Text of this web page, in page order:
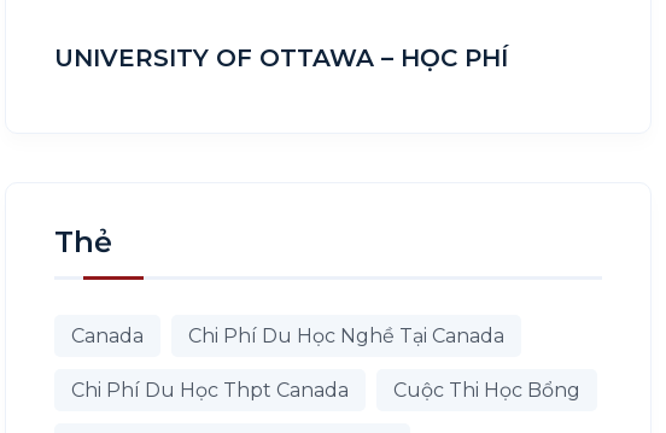
UNIVERSITY OF OTTAWA – HỌC PHÍ
Thẻ
Canada Chi Phí Du Học Nghề Tại Canada
Chi Phí Du Học Thpt Canada Cuộc Thi Học Bổng